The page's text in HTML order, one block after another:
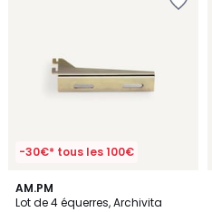
-30€* tous les 100€
AM.PM
Lot de 4 équerres, Archivita
4,5
/ 5
2
Couleurs